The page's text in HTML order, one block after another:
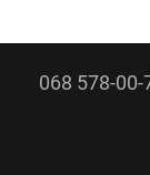
068 578-00-